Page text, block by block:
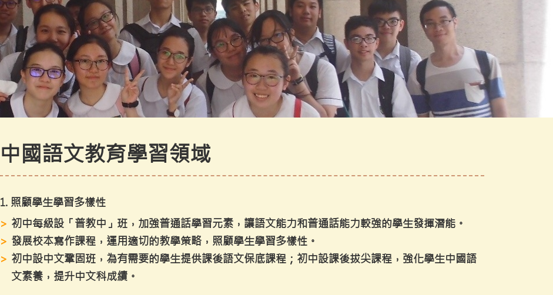
中國語文教育學習領域
1. 照顧學生學習多樣性
初中每級設「普教中」班，加強普通話學習元素，讓語文能力和普通話能力較強的學生發揮潛能。
發展校本寫作課程，運用適切的教學策略，照顧學生學習多樣性。
初中設中文鞏固班，為有需要的學生提供課後語文保底課程；初中設課後拔尖課程，強化學生中國語
文素養，提升中文科成績。